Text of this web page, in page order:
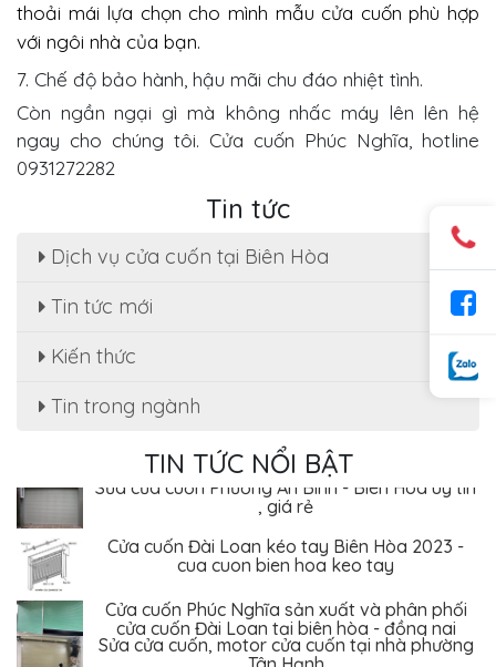
thoải mái lựa chọn cho mình mẫu cửa cuốn phù hợp
với ngôi nhà của bạn.
7. Chế độ bảo hành, hậu mãi chu đáo nhiệt tình.
Còn ngần ngại gì mà không nhấc máy lên lên hệ
ngay cho chúng tôi. Cửa cuốn Phúc Nghĩa, hotline
0931272282
Tin tức
Dịch vụ cửa cuốn tại Biên Hòa
Tin tức mới
Kiến thức
Tin trong ngành
TIN TỨC NỔI BẬT
Sửa cửa cuốn, motor cửa cuốn tại nhà phường
Dịch Vụ Sửa Chữa Cửa Cuốn Phường Tân Hiệp,
Sửa cửa cuốn Phường An Bình - Biên Hòa uy tín
, giá rẻ
Cửa cuốn Đài Loan kéo tay Biên Hòa 2023 -
cua cuon bien hoa keo tay
Cửa cuốn Phúc Nghĩa sản xuất và phân phối
cửa cuốn Đài Loan tại biên hòa - đồng nai
Sửa cửa cuốn, motor cửa cuốn tại nhà phường
Tân Hạnh